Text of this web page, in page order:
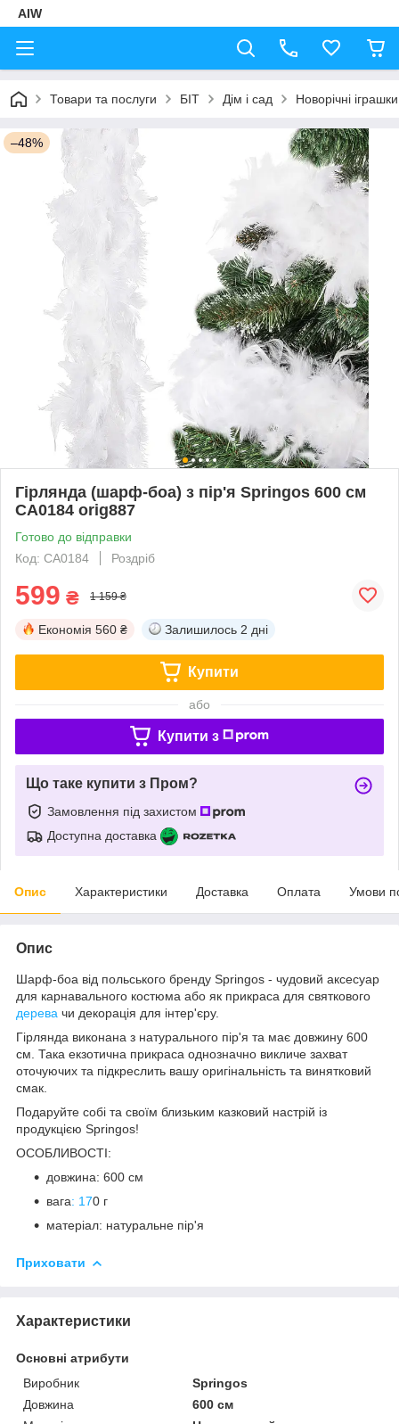
AIW
Товари та послуги БІТ Дім і сад Новорічні іграшки
–48%
Гірлянда (шарф-боа) з пір'я Springos 600 см
CA0184 orig887
Готово до відправки
Код: CA0184
Роздріб
599 ₴ 1 159 ₴
Економія 560 ₴ Залишилось 2 дні
Купити
або
Купити з
Що таке купити з Пром?
Замовлення під захистом
Доступна доставка
Опис Характеристики Доставка Оплата Умови
Опис
Шарф-боа від польського бренду Springos - чудовий аксесуар
для карнавального костюма або як прикраса для святкового
дерева чи декорація для інтер'єру.
Гірлянда виконана з натурального пір'я та має довжину 600
см . Така екзотична прикраса однозначно викличе захват
оточуючих та підкреслить вашу оригінальність та винятковий
смак.
Подаруйте собі та своїм близьким казковий настрій із
продукцією Springos!
ОСОБЛИВОСТІ:
довжина: 600 см
вага: 170 г
матеріал: натуральне пір'я
Приховати
Характеристики
Основні атрибути
Виробник
Springos
Довжина
600 см